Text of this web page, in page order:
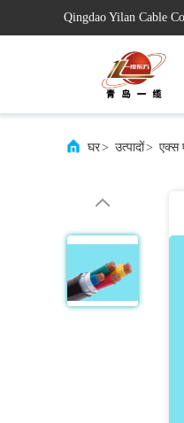
Qingdao Yilan Cable
घर> उत्पादों> एक्स